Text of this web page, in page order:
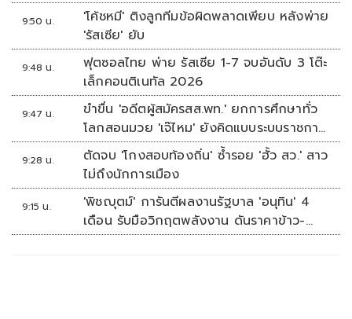
9:50 น.
'โค้ชหมี' ติงลูกทีมข้อผิดพลาดเพียบ หลังพ่าย
'รัสเซีย' ยับ
9:48 น.
ฟุตซอลไทย พ่าย รัสเซีย 1-7 จบอันดับ 3 โต๊ะ
เล็กคอนติเนทัล 2026
9:47 น.
ขำขื่น 'อดีตผู้สมัครสส.พท.' ยกการศึกษาทั่ว
โลกสอนมวย 'เจ๊ไหม' ยังคิดแบบระบบราชการ
เดิม
9:28 น.
ตัดจบ 'โกงสอบท้องถิ่น' ซ้ำรอย 'ฮั้ว สว.' สาว
ไม่ถึงนักการเมือง
9:15 น.
'พิชญุตม์' การันตีผลงานรัฐบาล 'อนุทิน' 4
เดือน รับมือวิกฤตพลังงาน ดันราคาข้าว-
ยาง-ปาล์ม พุ่งต่อเนื่อง พร้อมอัดมาตรการ